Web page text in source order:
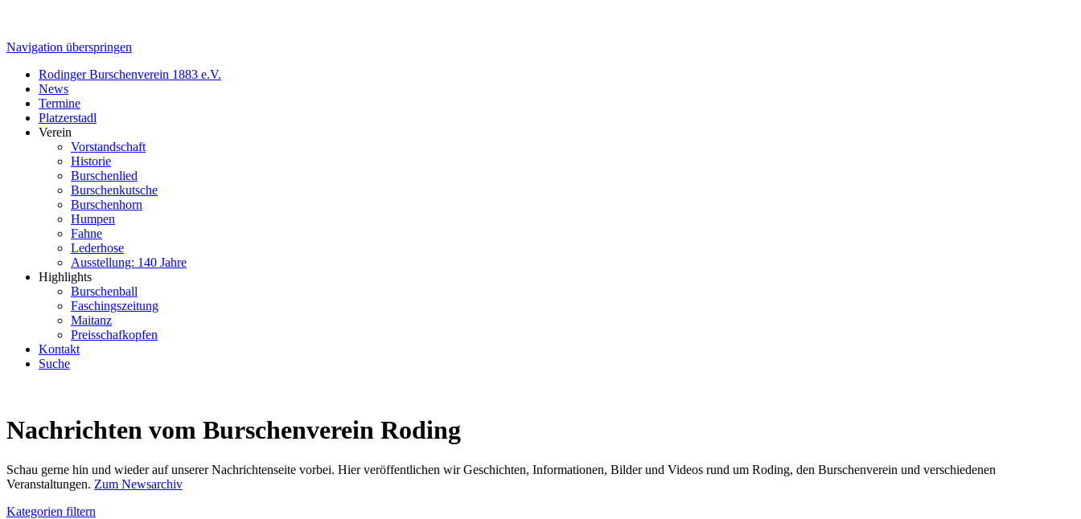
Navigation überspringen
Rodinger Burschenverein 1883 e.V.
News
Termine
Platzerstadl
Verein
Vorstandschaft
Historie
Burschenlied
Burschenkutsche
Burschenhorn
Humpen
Fahne
Lederhose
Ausstellung: 140 Jahre
Highlights
Burschenball
Faschingszeitung
Maitanz
Preisschafkopfen
Kontakt
Suche
Nachrichten vom Burschenverein Roding
Schau gerne hin und wieder auf unserer Nachrichtenseite vorbei. Hier veröffentlichen wir Geschichten, Informationen, Bilder und Videos rund um Roding, den Burschenverein und verschiedenen
Veranstaltungen. Zum Newsarchiv
Kategorien filtern